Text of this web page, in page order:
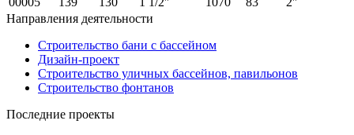
Направления деятельности
Строительство бани с бассейном
Дизайн-проект
Строительство уличных бассейнов, павильонов
Строительство фонтанов
Последние проекты